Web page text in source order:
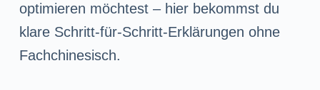
optimieren möchtest – hier bekommst du
klare Schritt-für-Schritt-Erklärungen ohne
Fachchinesisch.